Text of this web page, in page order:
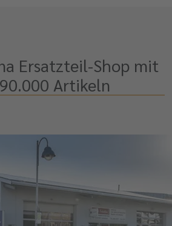
Ersatzteil-Shop mit
Artikeln